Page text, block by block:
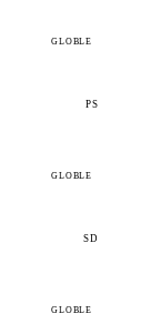
GLOBLE
PS
GLOBLE
SD
GLOBLE